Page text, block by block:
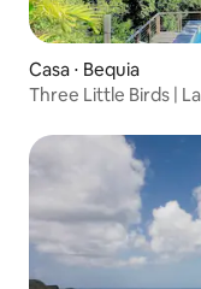
Casa ⋅ Bequia
Three Little Birds |